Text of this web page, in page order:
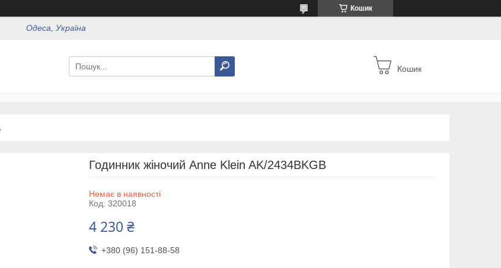
Кошик
Одеса, Україна
Кошик
Годинник жіночий Anne Klein AK/2434BKGB
Немає в наявності
Код: 320018
4 230 ₴
+380 (96) 151-88-58